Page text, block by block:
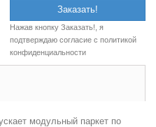
Нажав кнопку Заказать!, я
подтверждаю согласие c политикой
конфиденциальности
модульный паркет по